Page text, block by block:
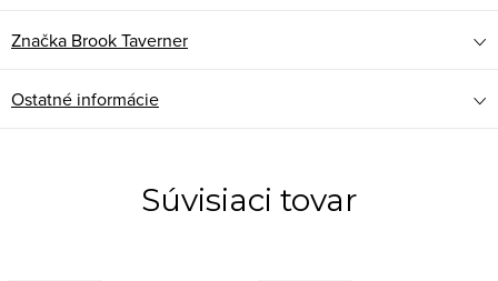
Značka Brook Taverner
Ostatné informácie
Súvisiaci tovar